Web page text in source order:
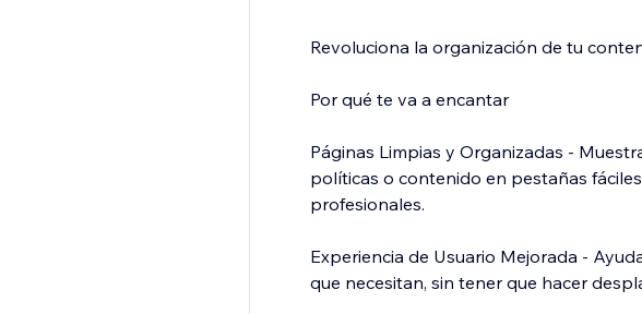
Revoluciona la organización de tu
Por qué te va a encantar
Páginas Limpias y Organizadas -
políticas o contenido en pestañas
profesionales.
Experiencia de Usuario Mejorada -
que necesitan, sin tener que hacer